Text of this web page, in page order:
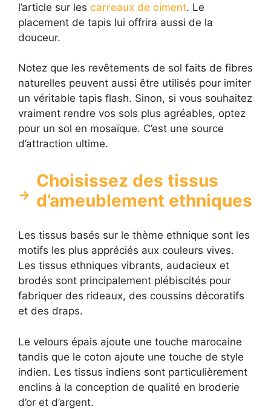
l’article sur les carreaux de ciment. Le
placement de tapis lui offrira aussi de la
douceur.
Notez que les revêtements de sol faits de fibres
naturelles peuvent aussi être utilisés pour imiter
un véritable tapis flash. Sinon, si vous souhaitez
vraiment rendre vos sols plus agréables, optez
pour un sol en mosaïque. C’est une source
d’attraction ultime.
Choisissez des tissus
d’ameublement ethniques
Les tissus basés sur le thème ethnique sont les
motifs les plus appréciés aux couleurs vives.
Les tissus ethniques vibrants, audacieux et
brodés sont principalement plébiscités pour
fabriquer des rideaux, des coussins décoratifs
et des draps.
Le velours épais ajoute une touche marocaine
tandis que le coton ajoute une touche de style
indien. Les tissus indiens sont particulièrement
enclins à la conception de qualité en broderie
d’or et d’argent.